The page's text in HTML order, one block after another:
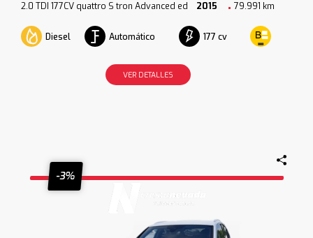
2.0 TDI 177CV quattro S tron Advanced ed 2015 79.991 km
Diesel Automático 177 cv
VER DETALLES
-3%